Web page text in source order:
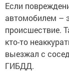
Если
автомобилем –
происшествие.
кто-то
выезжал с
ГИБДД.